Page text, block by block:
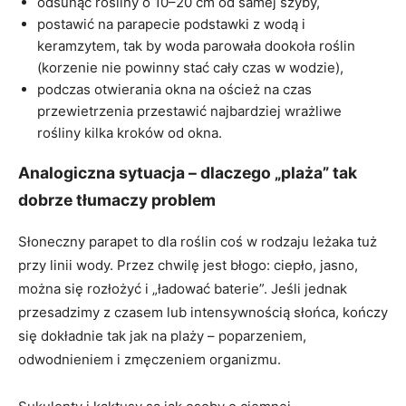
postawić na parapecie podstawki z wodą i
keramzytem, tak by woda parowała dookoła roślin
(korzenie nie powinny stać cały czas w wodzie),
podczas otwierania okna na oścież na czas
przewietrzenia przestawić najbardziej wrażliwe
rośliny kilka kroków od okna.
Analogiczna sytuacja – dlaczego „plaża” tak
dobrze tłumaczy problem
Słoneczny parapet to dla roślin coś w rodzaju leżaka tuż
przy linii wody. Przez chwilę jest błogo: ciepło, jasno,
można się rozłożyć i „ładować baterie”. Jeśli jednak
przesadzimy z czasem lub intensywnością słońca, kończy
się dokładnie tak jak na plaży – poparzeniem,
odwodnieniem i zmęczeniem organizmu.